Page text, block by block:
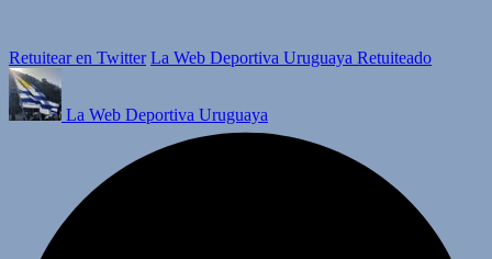
Retuitear en Twitter La Web Deportiva Uruguaya Retuiteado
La Web Deportiva Uruguaya